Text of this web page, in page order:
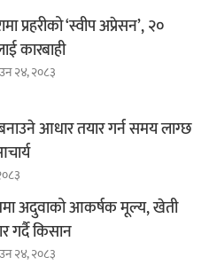
प्रहरीको ‘स्वीप अप्रेसन’, २०
कारबाही
२४, २०८३
आधार तयार गर्न समय लाग्छ
अदुवाको आकर्षक मूल्य, खेती
गर्दै किसान
२४, २०८३